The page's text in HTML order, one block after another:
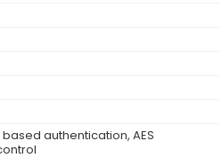
authentication, AES